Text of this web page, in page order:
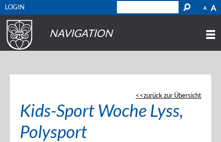
A A
LOGIN
NAVIGATION
zurück zur Übersicht
Kids-Sport Woche Lyss,
Polysport